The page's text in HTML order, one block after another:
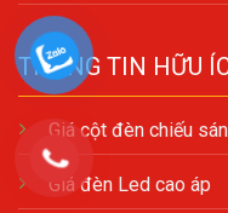
THÔNG TIN HỮU
Giá cột đèn chiếu
Giá đèn Led cao áp